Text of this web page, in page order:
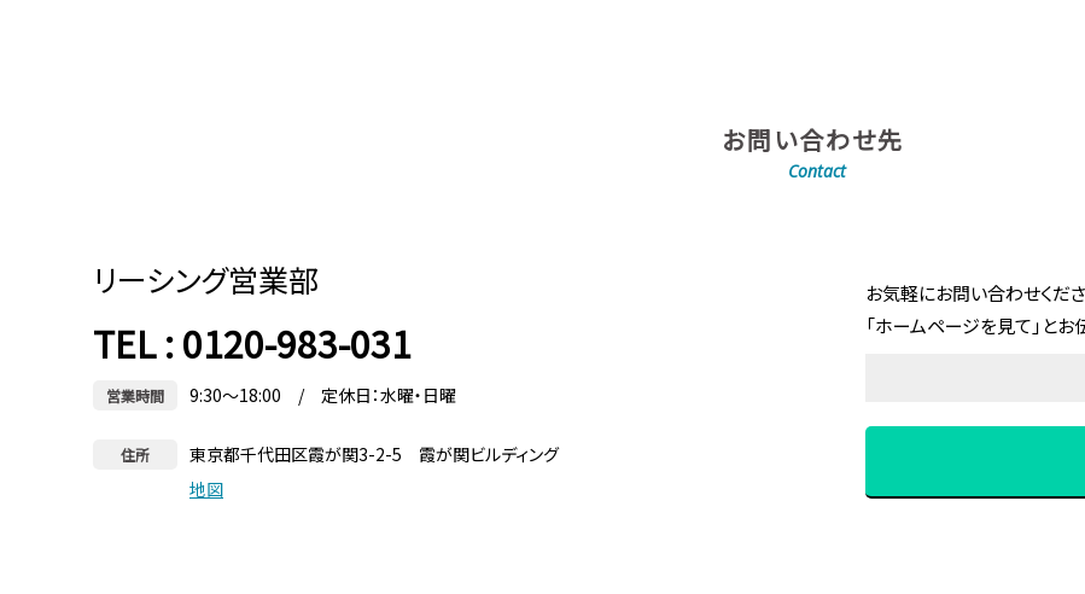
お問い合わせ先
Contact
お気軽にお問い合わせくださ
「ホームページを見て」とお
リーシング営業部
TEL : 0120-983-031
営業時間 9:30～18:00 / 定休日：水曜・日曜
住所
東京都千代田区霞が関3-2-5 霞が関ビルディング
地図